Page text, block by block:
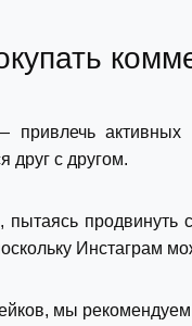
привлечь
друг с другом.
пытаясь
Инстаграм
мы